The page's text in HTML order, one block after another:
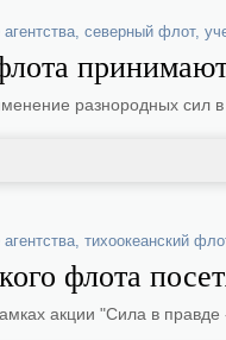
, северный флот,
разнородных сил
, тихоокеанский
флота
акции "Сила в